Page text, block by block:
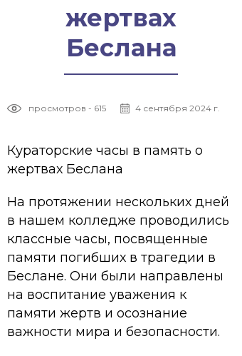
жертвах
Беслана
просмотров - 615 4 сентября 2024 г.
Кураторские часы в память о
жертвах Беслана
На протяжении нескольких дней
в нашем колледже проводились
классные часы, посвященные
памяти погибших в трагедии в
Беслане. Они были направлены
на воспитание уважения к
памяти жертв и осознание
важности мира и безопасности.